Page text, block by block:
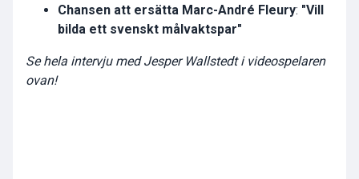
Chansen att ersätta Marc-André Fleury: "Vill
bilda ett svenskt målvaktspar"
Se hela intervju med Jesper Wallstedt i videospelaren
ovan!